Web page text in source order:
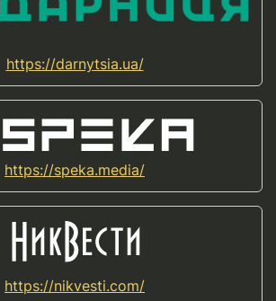
https://darnytsia.ua/
https://speka.media/
https://nikvesti.com/